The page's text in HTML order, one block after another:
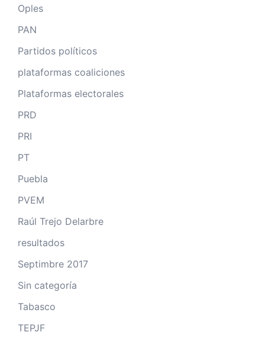
Oples
PAN
Partidos políticos
plataformas coaliciones
Plataformas electorales
PRD
PRI
PT
Puebla
PVEM
Raúl Trejo Delarbre
resultados
Septimbre 2017
Sin categoría
Tabasco
TEPJF